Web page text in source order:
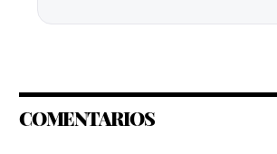
COMENTARIOS